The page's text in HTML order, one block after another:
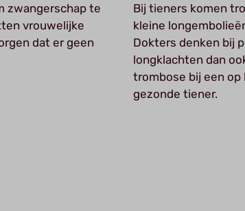
zwangerschap te
vrouwelijke
dat er geen
Bij tieners komen
kleine
Dokters denken bij
longklachten dan
trombose bij een
gezonde tiener.